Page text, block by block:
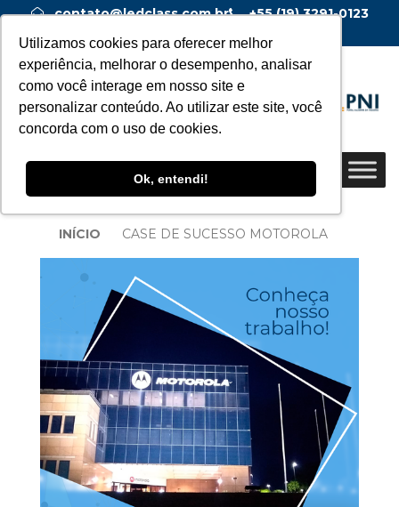
Utilizamos cookies para oferecer melhor
experiência, melhorar o desempenho, analisar
como você interage em nosso site e
personalizar conteúdo. Ao utilizar este site, você
concorda com o uso de cookies.
Ok, entendi!
contato@ledclass.com.br
+55 (19) 3291-0123
INÍCIO CASE DE SUCESSO MOTOROLA